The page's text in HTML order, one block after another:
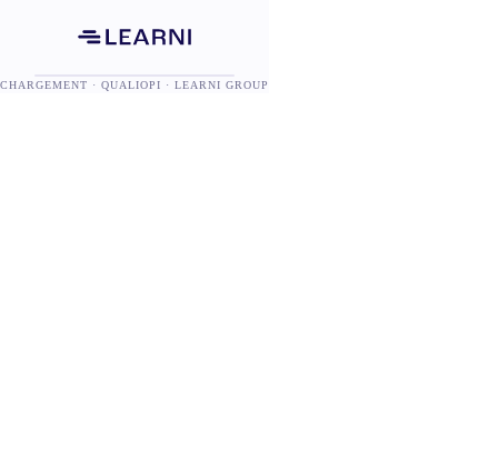
CHARGEMENT · QUALIOPI · LEARNI GROUP